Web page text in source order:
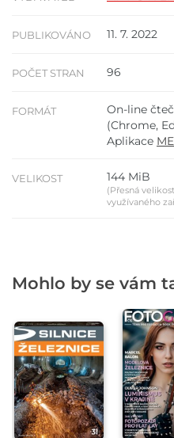
PUBLIKOVÁNO 11. 7. 2022
POČET STRAN 96
FORMÁT
On-line
(Chrome,
Aplikace
VELIKOST 144 MiB
(Přesná
využívaného
Mohlo by se vám